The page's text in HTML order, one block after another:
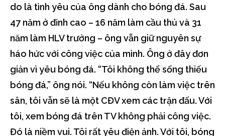
do là tình yêu của ông dành cho bóng đá. Sau
47 năm ở đỉnh cao – 16 năm làm cầu thủ và 31
năm làm HLV trưởng – ông vẫn giữ nguyên sự
háo hức với công việc của mình. Ông ở đây đơn
giản vì yêu bóng đá. “Tôi không thể sống thiếu
bóng đá,” ông nói. “Nếu không còn làm việc trên
sân, tôi vẫn sẽ là một CĐV xem các trận đấu. Với
tôi, xem bóng đá trên TV không phải công việc.
Đó là niềm vui. Tôi rất yêu điện ảnh. Với tôi, bóng